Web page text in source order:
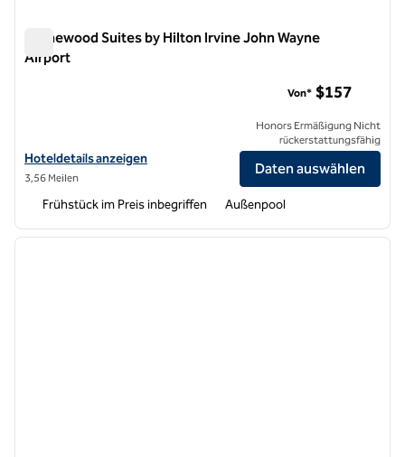
Homewood Suites by Hilton Irvine John Wayne
Airport
Hoteldetails für Homewood Suites by Hilton Irvine John Wayne
Hoteldetails anzeigen
3,56 Meilen
Von* $157
Honors Ermäßigung Nicht
rückerstattungsfähig
Daten auswählen
Frühstück im Preis inbegriffen Außenpool
1 von 12